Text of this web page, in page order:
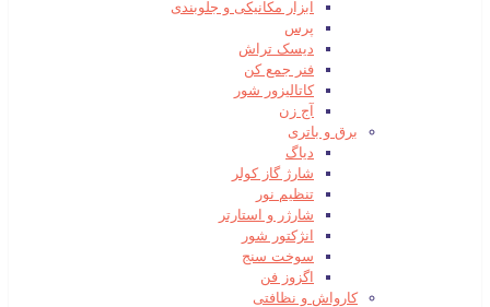
ابزار مکانیکی و جلوبندی
پرس
دیسک تراش
فنر جمع کن
کاتالیزور شور
آج زن
برق و باتری
دیاگ
شارژ گاز کولر
تنظیم نور
شارژر و استارتر
انژکتور شور
سوخت سنج
اگزوز فن
کارواش و نظافتی